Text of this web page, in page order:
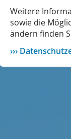
Weitere
sowie die
ändern finden